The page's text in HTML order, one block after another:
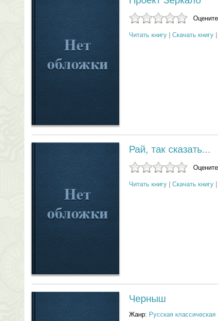
Читать книгу Скачать книгу
Рай, так сказать...
Читать книгу Скачать книгу
Черныш
Жанр: Русская классическая